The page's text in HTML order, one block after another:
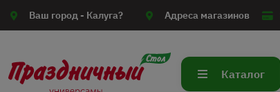
Ваш город - Калуга? Адреса магазинов
Каталог